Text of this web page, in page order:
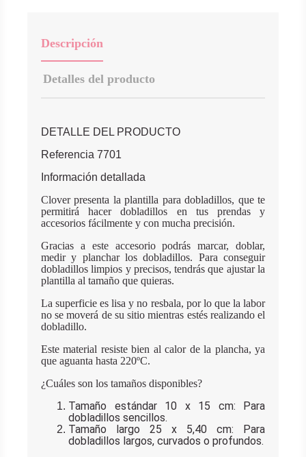
Descripción
Detalles del producto
DETALLE DEL PRODUCTO
Referencia 7701
Información detallada
Clover presenta laplantilla para dobladillos, que te
permitirá hacer dobladillos en tus prendas y
accesorios fácilmente y con mucha precisión.
Gracias a este accesorio podrás marcar, doblar,
medir y planchar los dobladillos. Para conseguir
dobladillos limpios y precisos, tendrás que ajustar la
plantilla al tamaño que quieras.
La superficie es lisa y no resbala, por lo que la labor
no se moverá de su sitio mientras estés realizando el
dobladillo.
Este material resiste bien al calor de la plancha, ya
que aguanta hasta 220ºC.
¿Cuáles son los tamaños disponibles?
Tamaño estándar 10 x 15 cm: Para
dobladillos sencillos.
Tamaño largo 25 x 5,40 cm: Para
dobladillos largos, curvados o profundos.